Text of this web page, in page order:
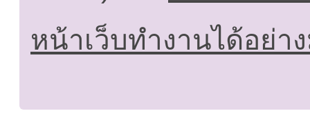
หน้าเว็บทำงานได้อย่า